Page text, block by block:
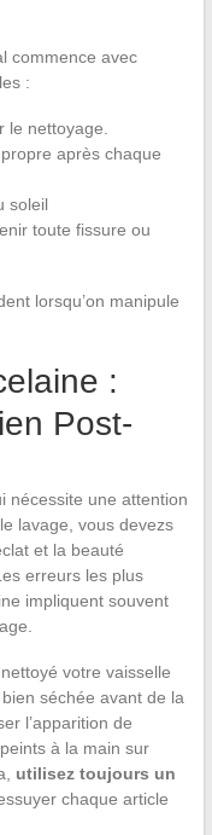
commence avec
:
le nettoyage.
après chaque
soleil
toute fissure ou
lorsqu’on manipule
:
Post-
nécessite une attention
lavage, vous devezs
et la beauté
erreurs les plus
impliquent souvent
votre vaisselle
séchée avant de la
l’apparition de
à la main sur
utilisez toujours un
chaque article